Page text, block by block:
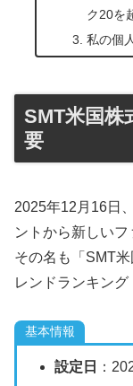
ク20を
私の個
SMT米国
要
2025年12月16日
ントから新しいフ
その名も「SMT
レンドランキング
基本情報
設定日
：